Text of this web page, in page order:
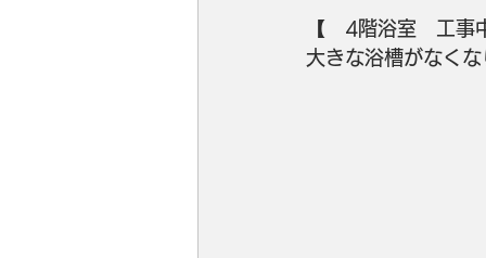
【　4階浴室　工事
大きな浴槽がなく